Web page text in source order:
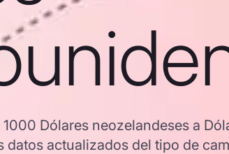
Dólares neozelandeses a
actualizados del tipo de